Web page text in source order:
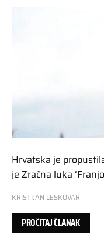
Hrvatska je
je Zračna luka
KRISTIJAN LESKOVAR
PROČITAJ ČLANAK